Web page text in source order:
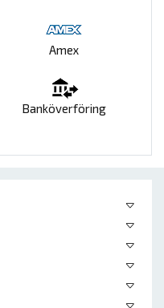
Amex
Banköverföring